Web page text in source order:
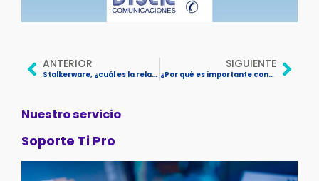
ANTERIOR
Stalkerware, ¿cuál es la relación entre el abuso doméstico y el digital
SIGUIENTE
¿Por qué es importante considerar el mantenimiento preventivo en el departamento de sistemas?
Nuestro servicio
Soporte Ti Pro